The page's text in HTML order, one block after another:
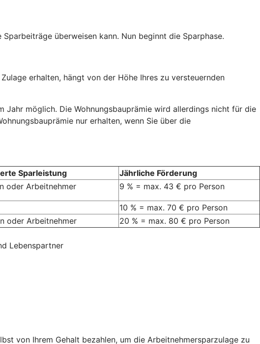
überweisen kann. Nun beginnt die Sparphase.
erhalten, hängt von der Höhe Ihres zu versteuernden
Jahr möglich. Die Wohnungsbauprämie wird allerdings nicht für die
nur erhalten, wenn Sie über die
Sparleistung
Jährliche Förderung
oder Arbeitnehmer 9 % = max. 43 € pro Person
10 % = max. 70 € pro Person
oder Arbeitnehmer 20 % = max. 80 € pro Person
Lebenspartner
von Ihrem Gehalt bezahlen, um die Arbeitnehmersparzulage zu